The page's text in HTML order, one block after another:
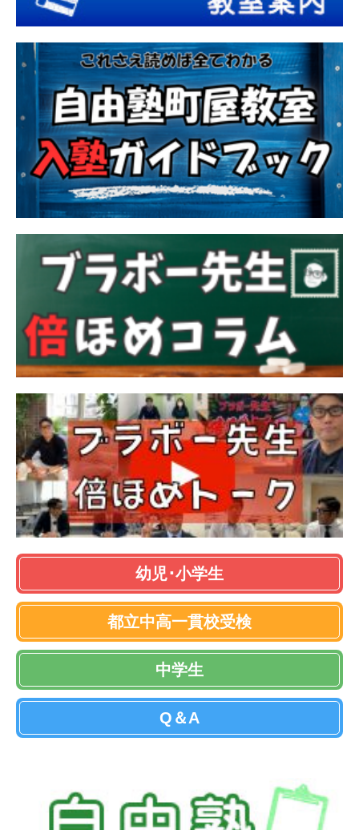
幼児･小学生
都立中高一貫校受検
中学生
Q＆A